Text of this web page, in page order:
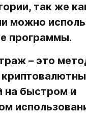
так же
можно
программы.
– это
на быстром и